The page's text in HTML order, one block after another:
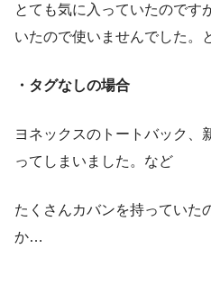
とても気に入っていたのです
いたので使いませんでした。
・タグなしの場合
ヨネックスのトートバック、
ってしまいました。など
たくさんカバンを持っていた
か…